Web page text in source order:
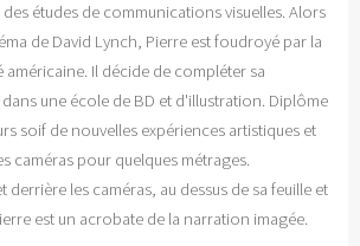
études de communications visuelles. Alors
de David Lynch, Pierre est foudroyé par la
américaine. Il décide de compléter sa
une école de BD et d'illustration. Diplôme
soif de nouvelles expériences artistiques et
caméras pour quelques métrages.
derrière les caméras, au dessus de sa feuille et
est un acrobate de la narration imagée.